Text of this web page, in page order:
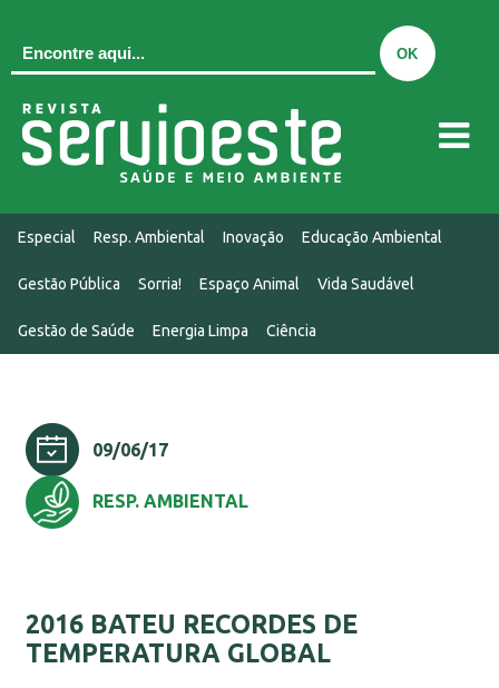
Especial Resp. Ambiental Inovação Educação Ambiental
Gestão Pública Sorria! Espaço Animal Vida Saudável
Gestão de Saúde Energia Limpa Ciência
QUEM SOMOS
MIDIAKIT
09/06/17
2016 BATEU RECORDES DE
TEMPERATURA GLOBAL
RESP. AMBIENTAL